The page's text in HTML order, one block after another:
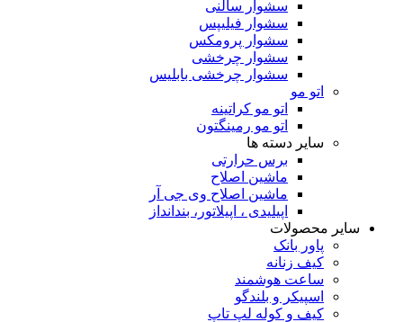
سشوار سالنی
سشوار فیلیپس
سشوار پرومکس
سشوار چرخشی
سشوار چرخشی بابلیس
اتو مو
اتو مو کراتینه
اتو مو رمینگتون
سایر دسته ها
برس حرارتی
ماشین اصلاح
ماشین اصلاح وی جی آر
اپیلیدی ، اپیلاتور، بندانداز
سایر محصولات
پاور بانک
کیف زنانه
ساعت هوشمند
اسپیکر و بلندگو
کیف و کوله لپ تاپ